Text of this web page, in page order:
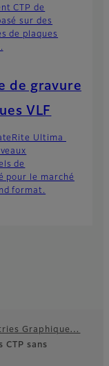
CTP de
sur des
de plaques
de gravure
VLF
Ultima
de
pour le marché
format.
Graphique…
CTP sans